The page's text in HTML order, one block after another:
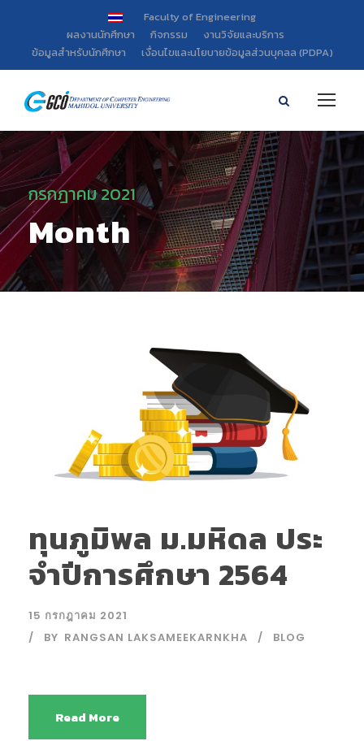
Faculty of Engineering
ผลงานนักศึกษา
กิจกรรม
งานวิจัยและบริการ
ข้อมูลสำหรับนักศึกษา
เงื่อนไขและนโยบายข้อมูลส่วนบุคลล (PDPA)
กรกฎาคม 2021
Month
ทุนภูมิพล ม.มหิดล ประ
จําปีการศึกษา 2564
15 กรกฎาคม 2021
BY RANGSAN LAKSAMEEKARNKHA BLOG
Read More